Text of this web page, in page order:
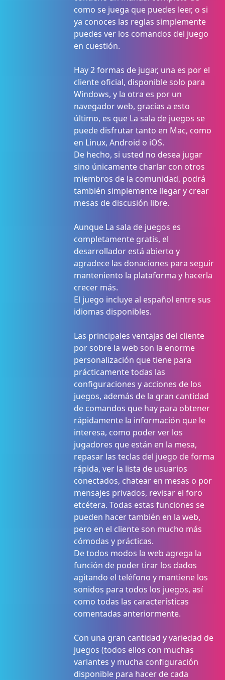
como se juega que puedes leer, o si
ya conoces las reglas simplemente
puedes ver los comandos del juego
en cuestión.
Hay 2 formas de jugar, una es por el
cliente oficial, disponible solo para
Windows, y la otra es por un
navegador web, gracias a esto
último, es que La sala de juegos se
puede disfrutar tanto en Mac, como
en Linux, Android o iOS.
De hecho, si usted no desea jugar
sino únicamente charlar con otros
miembros de la comunidad, podrá
también simplemente llegar y crear
mesas de discusión libre.
Aunque La sala de juegos es
completamente gratis, el
desarrollador está abierto y
agradece las donaciones para seguir
manteniento la plataforma y hacerla
crecer más.
El juego incluye al español entre sus
idiomas disponibles.
Las principales ventajas del cliente
por sobre la web son la enorme
personalización que tiene para
prácticamente todas las
configuraciones y acciones de los
juegos, además de la gran cantidad
de comandos que hay para obtener
rápidamente la información que le
interesa, como poder ver los
jugadores que están en la mesa,
repasar las teclas del juego de forma
rápida, ver la lista de usuarios
conectados, chatear en mesas o por
mensajes privados, revisar el foro
etcétera. Todas estas funciones se
pueden hacer también en la web,
pero en el cliente son mucho más
cómodas y prácticas.
De todos modos la web agrega la
función de poder tirar los dados
agitando el teléfono y mantiene los
sonidos para todos los juegos, así
como todas las características
comentadas anteriormente.
Con una gran cantidad y variedad de
juegos (todos ellos con muchas
variantes y mucha configuración
disponible para hacer de cada